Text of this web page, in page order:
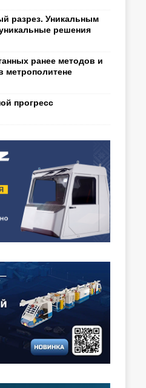
разрез. Уникальным
решения
ранее методов и
метрополитене
прогресс